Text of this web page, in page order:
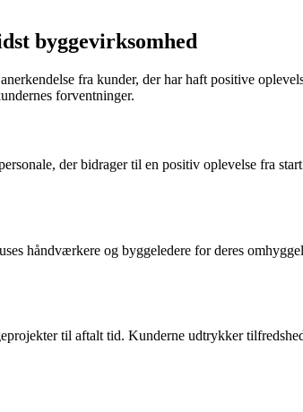
byggevirksomhed
fra kunder, der har haft positive
forventninger.
der bidrager til en positiv oplevelse fra
håndværkere og byggeledere for deres
til aftalt tid. Kunderne udtrykker